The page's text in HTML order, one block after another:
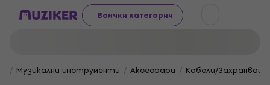
Всички категории
Музикални инструменти Aксесоари
Кабели/